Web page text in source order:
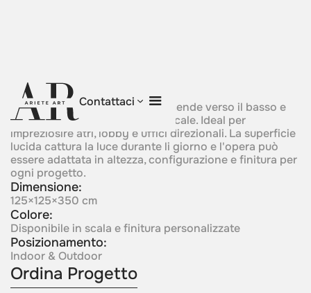
Contattaci
Cascade
Una silhouette in bronzo che scende verso il basso e
muta in un deciso accento verticale. Ideal per
impreziosire atri, lobby e uffici direzionali. La superficie
lucida cattura la luce durante li giorno e l'opera può
essere adattata in altezza, configurazione e finitura per
ogni progetto.
Dimensione:
125×125×350 cm
Colore:
Disponibile in scala e finitura personalizzate
Posizionamento:
Indoor & Outdoor
Ordina Progetto